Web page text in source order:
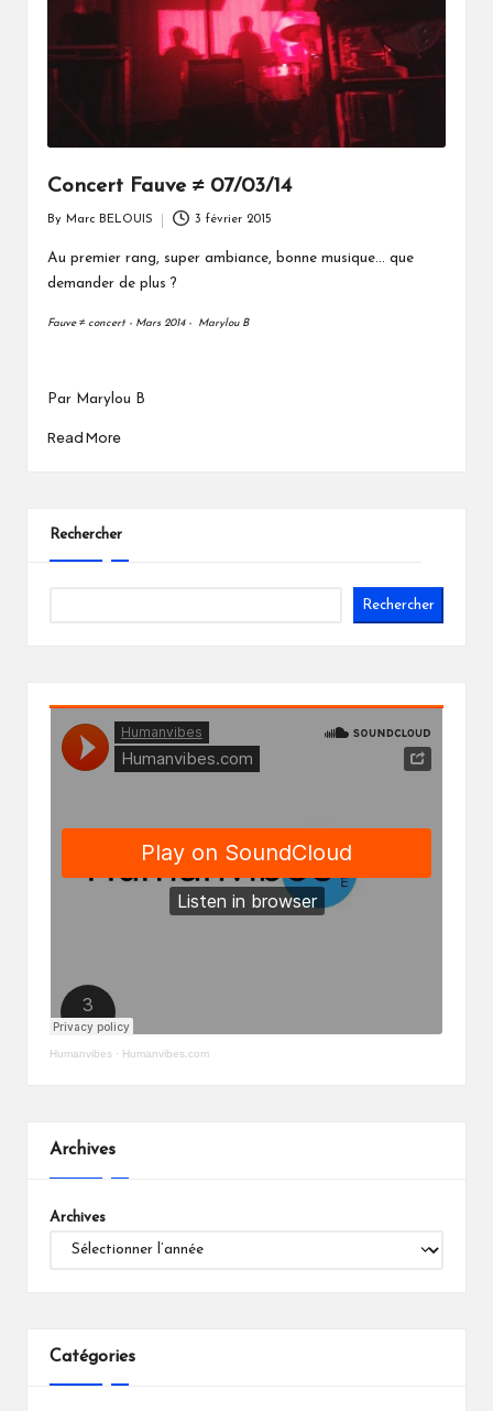
Concert Fauve ≠ 07/03/14
by
By Marc BELOUIS 3 février 2015
Au premier rang, super ambiance, bonne musique... que
demander de plus ?
Fauve ≠ concert - Mars 2014 - Marylou B
Par Marylou B
Read More
Rechercher
Rechercher
Humanvibes · Humanvibes.com
Archives
Archives
Catégories